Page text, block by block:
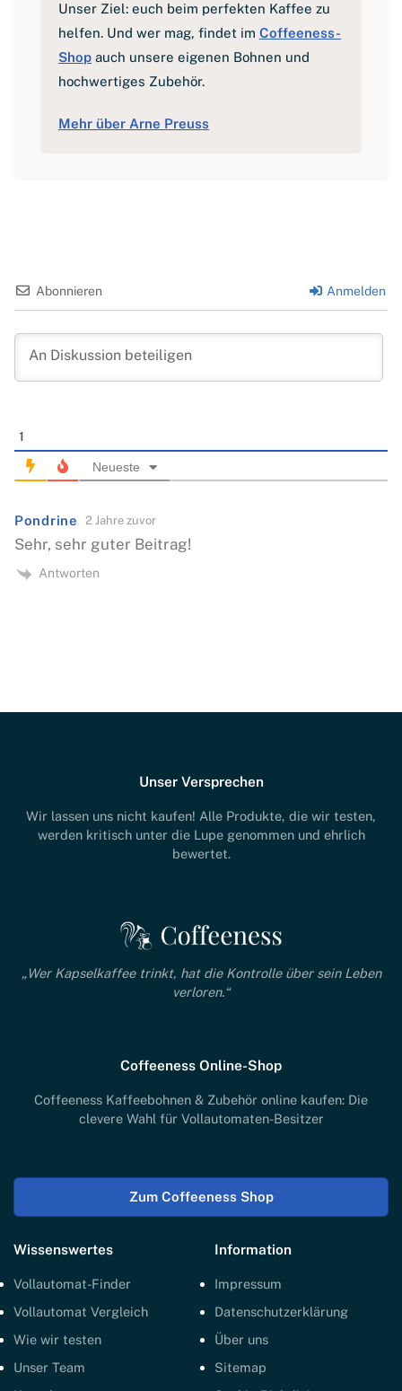
Unser Ziel: euch beim perfekten Kaffee zu
helfen. Und wer mag, findet im Coffeeness-
Shop auch unsere eigenen Bohnen und
hochwertiges Zubehör.
Mehr über Arne Preuss
Abonnieren Anmelden
1
Neueste
Pondrine 2 Jahre zuvor
Sehr, sehr guter Beitrag!
Antworten
Unser Versprechen
Wir lassen uns nicht kaufen! Alle Produkte, die wir testen,
werden kritisch unter die Lupe genommen und ehrlich
bewertet.
„Wer Kapselkaffee trinkt, hat die Kontrolle über sein Leben
verloren.“
Coffeeness Online-Shop
Coffeeness Kaffeebohnen & Zubehör online kaufen: Die
clevere Wahl für Vollautomaten-Besitzer
Zum Coffeeness Shop
Wissenswertes
Vollautomat-Finder
Vollautomat Vergleich
Wie wir testen
Unser Team
Information
Impressum
Datenschutzerklärung
Über uns
Sitemap